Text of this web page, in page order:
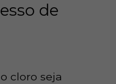
de
cloro seja